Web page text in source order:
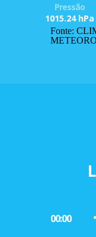
Pressão
1015.24 hPa
Fonte:
00:00